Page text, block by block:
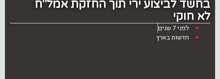
בחשד לביצוע ירי תוך החזקת אמל"ח
לא חוקי
לפני 7 שנים
חדשות בארץ